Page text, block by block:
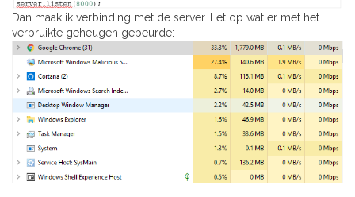
Dan maak ik verbinding met de server. Let op wat er met het
verbruikte geheugen gebeurde: